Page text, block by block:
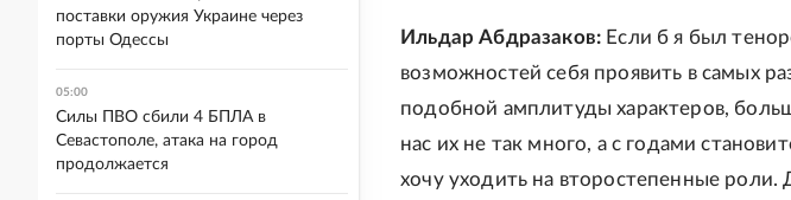
Ильдар Абдразаков: Если б я был
возможностей себя проявить в самых
подобной амплитуды характеров,
нас их не так много, а с годами
хочу уходить на второстепенные роли.
поставки оружия Украине через
порты Одессы
05:00
Силы ПВО сбили 4 БПЛА в
Севастополе, атака на город
продолжается